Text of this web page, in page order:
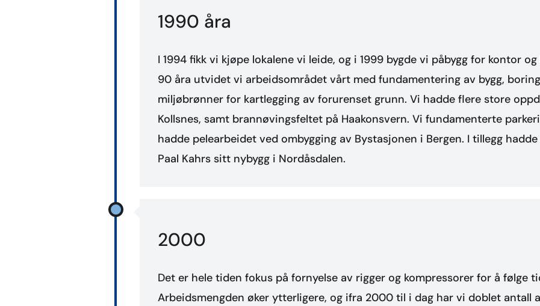
1990 åra
I 1994 fikk vi kjøpe lokalene vi leide, og i 1999 bygde vi påbygg for kontor
90 åra utvidet vi arbeidsområdet vårt med fundamentering av bygg,
miljøbrønner for kartlegging av forurenset grunn. Vi hadde flere store
Kollsnes, samt brannøvingsfeltet på Haakonsvern. Vi fundamenterte
hadde pelearbeidet ved ombygging av Bystasjonen i Bergen. I tillegg
Paal Kahrs sitt nybygg i Nordåsdalen.
2000
Det er hele tiden fokus på fornyelse av rigger og kompressorer for å følge
Arbeidsmengden øker ytterligere, og ifra 2000 til i dag har vi doblet antall